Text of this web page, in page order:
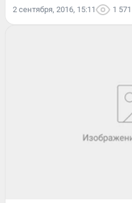
2 сентября, 2016, 15:11 1 571